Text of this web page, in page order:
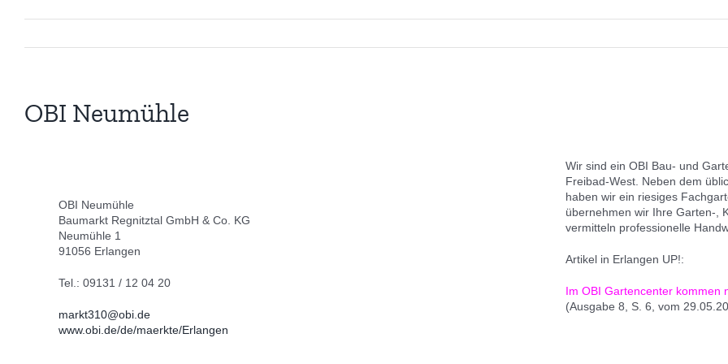
OBI Neumühle
OBI Neumühle
Baumarkt Regnitztal GmbH & Co. KG
Neumühle 1
91056 Erlangen
Tel.: 09131 / 12 04 20
markt310@obi.de
www.obi.de/de/maerkte/Erlangen
Wir sind ein OBI Bau- und
Freibad-West. Neben dem
haben wir ein riesiges
übernehmen wir Ihre Garten-,
vermitteln professionelle
Artikel in Erlangen UP!:
Im OBI Gartencenter kommen
(Ausgabe 8, S. 6, vom